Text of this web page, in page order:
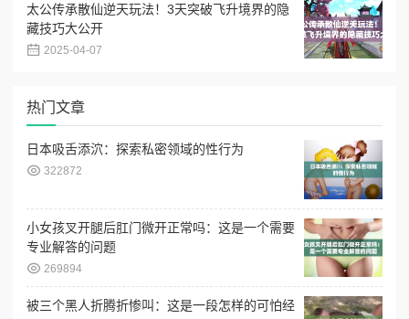
太公传承散仙逆天玩法！3天突破飞升境界的隐
藏技巧大公开
2025-04-07
热门文章
日本吸舌添泬：探索私密领域的性行为
322872
小女孩叉开腿后肛门微开正常吗：这是一个需要
专业解答的问题
269894
被三个黑人折腾折惨叫：这是一段怎样的可怕经